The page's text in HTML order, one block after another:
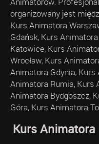
organizowany jest
Kurs Animatora
Gdańsk, Kurs
Katowice, Kurs
Wrocław, Kurs
Animatora Gdynia,
Animatora Rumia, Kurs
Animatora Bydgoszcz,
Góra, Kurs Animatora
Kurs Animatora